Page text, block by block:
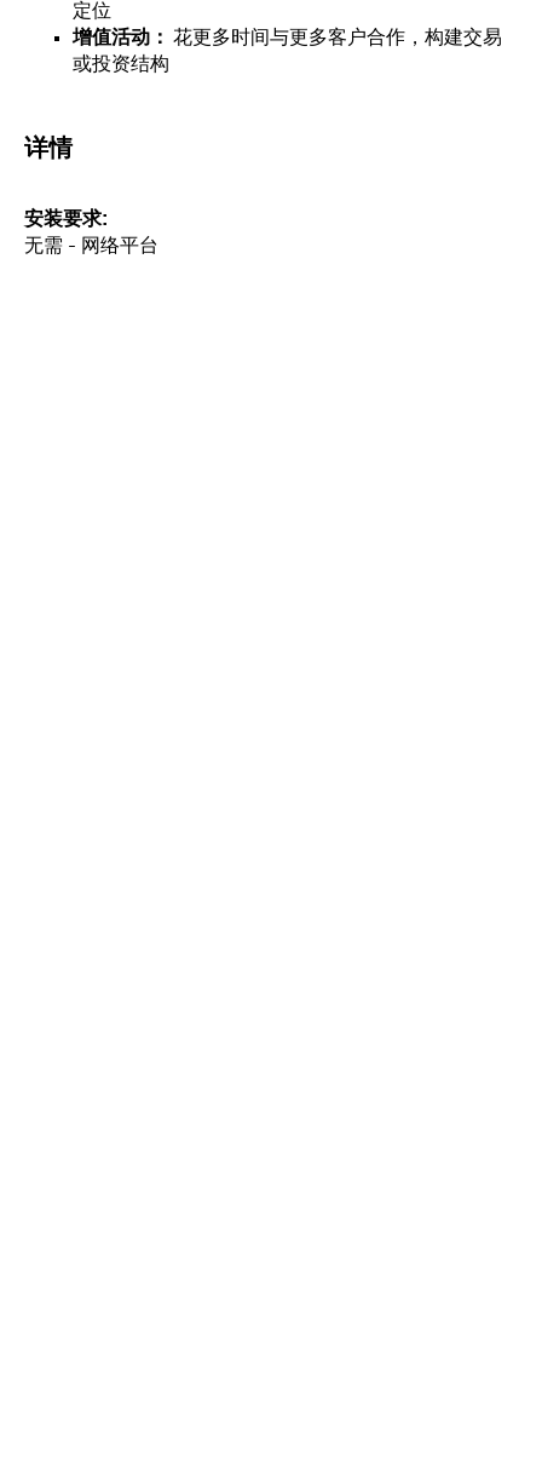
定位
增值活动：花更多时间与更多客户合作，构建交易
或投资结构
详情
安装要求
无需 - 网络平台